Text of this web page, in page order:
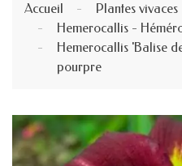
Accueil
Plantes vivaces
Hemerocallis -
Hemerocallis 'Balise
pourpre